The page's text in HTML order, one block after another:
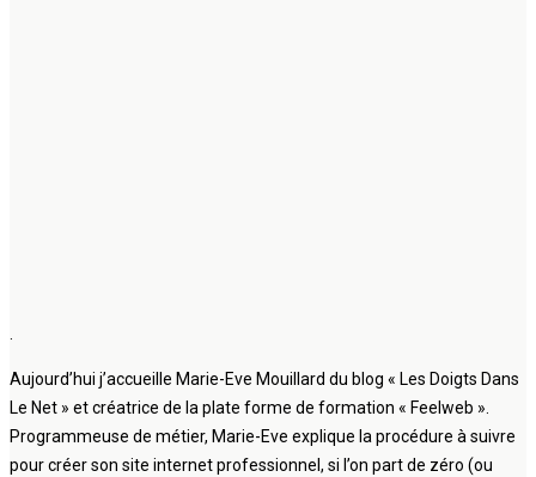
Aujourd’hui j’accueille Marie-Eve Mouillard du blog « Les Doigts Dans
Le Net » et créatrice de la plate forme de formation « Feelweb ».
Programmeuse de métier, Marie-Eve explique la procédure à suivre
pour créer son site internet professionnel, si l’on part de zéro (ou